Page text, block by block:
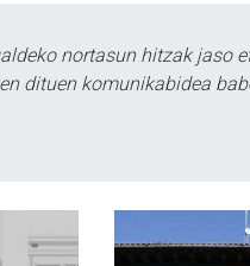
nortasun hitzak jaso
dituen komunikabidea